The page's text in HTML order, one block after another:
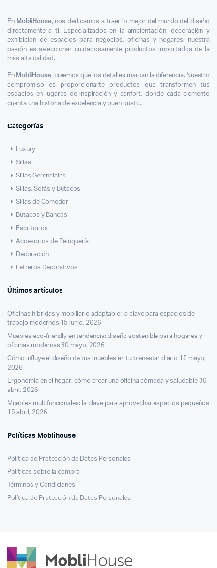
En MobliHouse, nos dedicamos a traer lo mejor del mundo del diseño
directamente a ti. Especializados en la ambientación, decoración y
exhibición de espacios para negocios, oficinas y hogares, nuestra
pasión es seleccionar cuidadosamente productos importados de la
más alta calidad.
En MobliHouse, creemos que los detalles marcan la diferencia. Nuestro
compromiso es proporcionarte productos que transformen tus
espacios en lugares de inspiración y confort, donde cada elemento
cuenta una historia de excelencia y buen gusto.
Categorías
Luxury
Sillas
Sillas Gerenciales
Sillas, Sofás y Butacos
Sillas de Comedor
Butacos y Bancos
Escritorios
Accesorios de Peluquería
Decoración
Letreros Decorativos
Últimos artículos
Oficinas híbridas y mobiliario adaptable: la clave para espacios de
trabajo modernos 15 junio, 2026
Muebles eco-friendly en tendencia: diseño sostenible para hogares y
oficinas modernas 30 mayo, 2026
Cómo influye el diseño de tus muebles en tu bienestar diario 15 mayo,
2026
Ergonomía en el hogar: cómo crear una oficina cómoda y saludable 30
abril, 2026
Muebles multifuncionales: la clave para aprovechar espacios pequeños
15 abril, 2026
Políticas Moblihouse
Política de Protección de Datos Personales
Políticas sobre la compra
Términos y Condiciones
Política de Protección de Datos Personales